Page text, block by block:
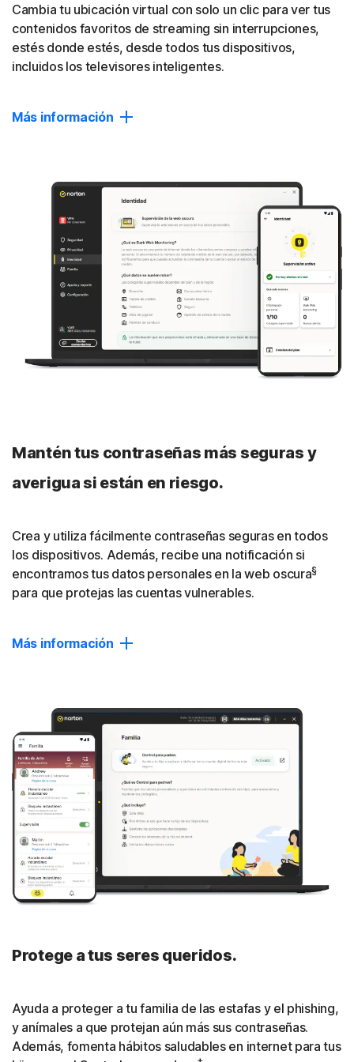
Cerrar
Cambia tu ubicación virtual con solo un clic para ver tus
contenidos favoritos de streaming sin interrupciones,
estés donde estés, desde todos tus dispositivos,
incluidos los televisores inteligentes.
Más información
privada, sin interrupciones.
Acceso a contenidos
Accede a tus programas, vídeos y sitios web favoritos de
forma más privada en todo el mundo.
Compatible con televisión inteligente
La app Norton VPN también está disponible para Google
TV, Amazon Fire TV y Apple TV para suscripciones
Optimizamos continuamente nuestras apps, servidores y
protocolos para que puedas reproducir tus programas
favoritos sin problemas.
Cerrar
Mantén tus contraseñas más seguras y
averigua si están en riesgo.
Crea y utiliza fácilmente contraseñas seguras en todos
los dispositivos. Además, recibe una notificación si
encontramos tus datos personales en la web oscura§
para que protejas las cuentas vulnerables.
Más información
personales en sitios web ocultos utilizados por ladrones
de identidad, y toma medidas rápidas para reforzar la
protección de tus cuentas y evitar ataques.
Administrador de contraseñas
Crea, almacena y gestiona tus contraseñas, tarjetas de
crédito y otra información personal en tu depósito digital
privado, accesible desde tus dispositivos.
Cerrar
Protege a tus seres queridos.
Ayuda a proteger a tu familia de las estafas y el phishing,
y anímales a que protejan aún más sus contraseñas.
Además, fomenta hábitos saludables en internet para tus